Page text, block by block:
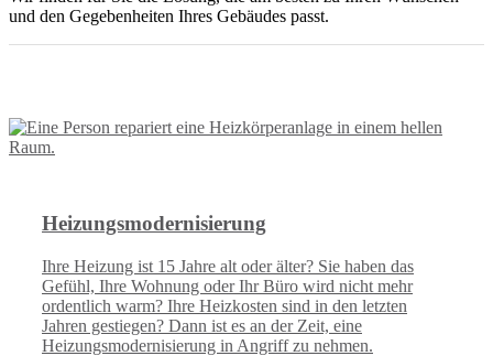
und den Gegebenheiten Ihres Gebäudes passt.
Heizungsmodernisierung
Ihre Heizung ist 15 Jahre alt oder älter? Sie haben das
Gefühl, Ihre Wohnung oder Ihr Büro wird nicht mehr
ordentlich warm? Ihre Heizkosten sind in den letzten
Jahren gestiegen? Dann ist es an der Zeit, eine
Heizungsmodernisierung in Angriff zu nehmen.